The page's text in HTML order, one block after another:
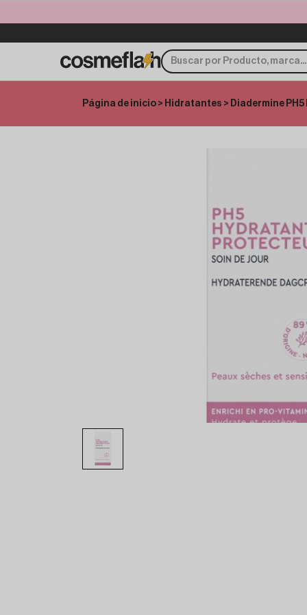
Página de inicio > Hidratantes > Diadermine